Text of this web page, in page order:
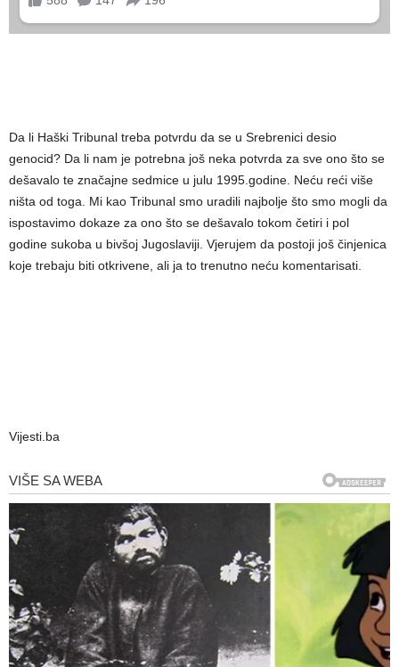
Da li Haški Tribunal treba potvrdu da se u Srebrenici desio
genocid? Da li nam je potrebna još neka potvrda za sve ono što se
dešavalo te značajne sedmice u julu 1995.godine. Neću reći više
ništa od toga. Mi kao Tribunal smo uradili najbolje što smo mogli da
ispostavimo dokaze za ono što se dešavalo tokom četiri i pol
godine sukoba u bivšoj Jugoslaviji. Vjerujem da postoji još činjenica
koje trebaju biti otkrivene, ali ja to trenutno neću komentarisati.
Vijesti.ba